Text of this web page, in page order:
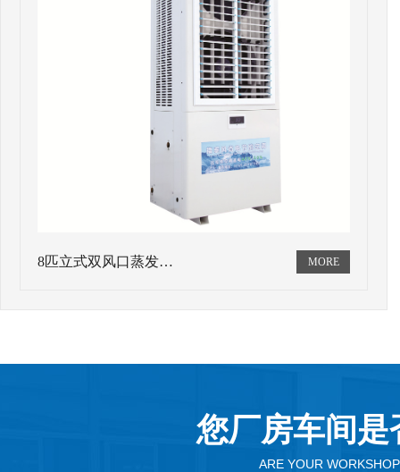
8匹立式双风口蒸发…
您厂房车间
ARE YOUR